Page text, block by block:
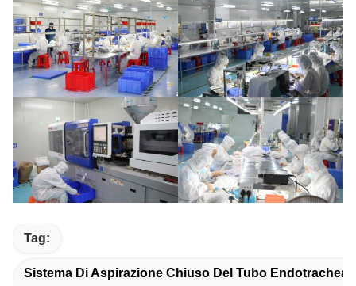
Tag:
Sistema Di Aspirazione Chiuso Del Tubo